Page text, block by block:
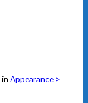
in Appearance >